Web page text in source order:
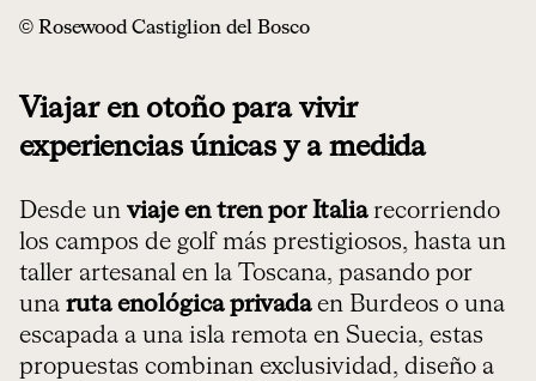
© Rosewood Castiglion del Bosco
Viajar en otoño para vivir
experiencias únicas y a medida
Desde un viaje en tren por Italiarecorriendo
los campos de golf más prestigiosos, hasta un
taller artesanal en la Toscana, pasando por
una ruta enológica privadaen Burdeos o una
escapada a una isla remota en Suecia, estas
propuestas combinan exclusividad, diseño a